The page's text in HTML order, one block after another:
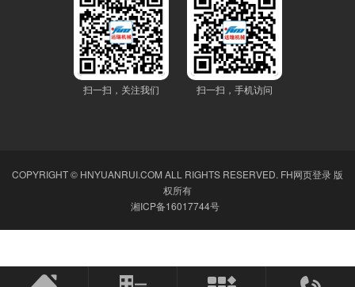
扫一扫，关注我们 扫一扫，手机访问
COPYRIGHT © HNYUANRUI.COM ALL RIGHTS RESERVED. FH网页登录 版
权所有
湘ICP备16017744号